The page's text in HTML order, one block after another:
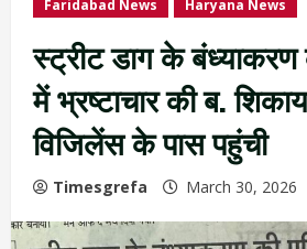
Faridabad News Haryana News
स्ट्रीट डाग के बंध्याकरण
में भ्रष्टाचार की ब.
विजिलेंस के पास पहुंची
Timesgrefa March 30, 2026